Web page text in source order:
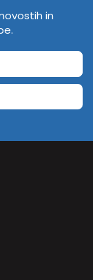
in